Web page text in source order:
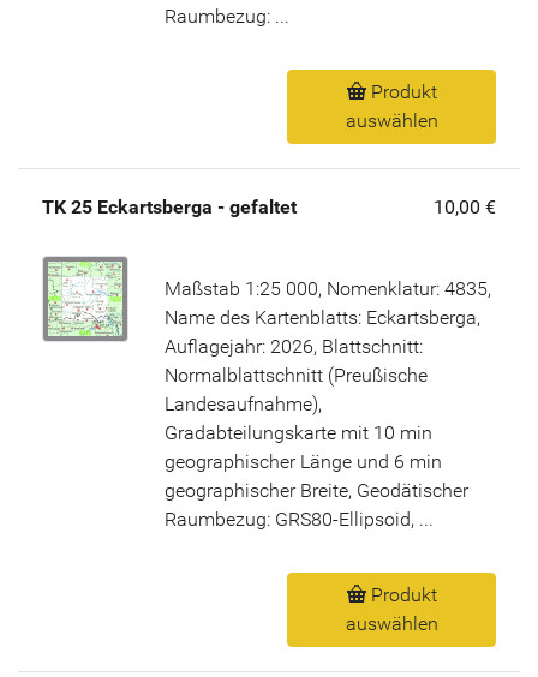
Raumbezug: ...
Produkt
auswählen
TK 25 Eckartsberga - gefaltet 10,00 €
Maßstab 1:25 000, Nomenklatur: 4835,
Name des Kartenblatts: Eckartsberga,
Auflagejahr: 2026, Blattschnitt:
Normalblattschnitt (Preußische
Landesaufnahme),
Gradabteilungskarte mit 10 min
geographischer Länge und 6 min
geographischer Breite, Geodätischer
Raumbezug: GRS80-Ellipsoid, ...
Produkt
auswählen